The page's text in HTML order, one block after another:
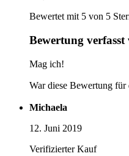
Bewertet mit 5 von 5
Bewertung
Mag ich!
War diese Bewertung
Michaela
12. Juni 2019
Verifizierter Kauf